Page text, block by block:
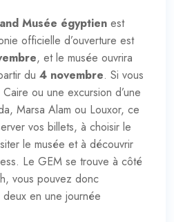
Musée égyptien est
officielle d’ouverture est
, et le musée ouvrira
du 4 novembre. Si vous
ou une excursion d’une
Marsa Alam ou Louxor, ce
vos billets, à choisir le
le musée et à découvrir
Le GEM se trouve à côté
vous pouvez donc
en une journée